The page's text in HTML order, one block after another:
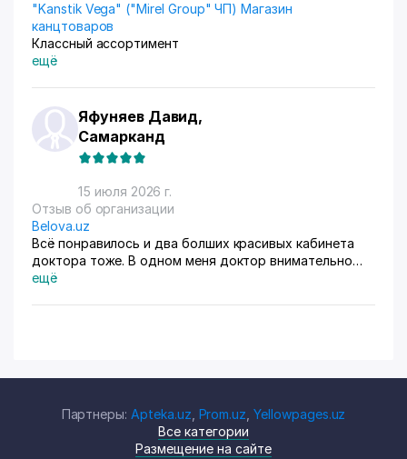
"Kanstik Vega" ("Mirel Group" ЧП) Магазин
канцтоваров
Классный ассортимент
ещё
Яфуняев Давид,
Самарканд
15 июля 2026 г.
Отзыв об организации
Belova.uz
Всё понравилось и два болших красивых кабинета
доктора тоже. В одном меня доктор внимательно
осмотрела. Там на стенах висят в рамках документы,
ещё
Партнеры: Apteka.uz Prom.uz ,Yellowpages.uz
Все категории
Размещение на сайте